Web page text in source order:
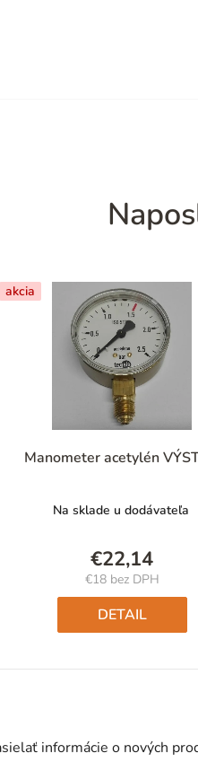
akcia
Manometer acetylén
Na sklade u dodávateľa
€22,14
€18 bez DPH
Jednotková
cena:
DETAIL
informácie o nových